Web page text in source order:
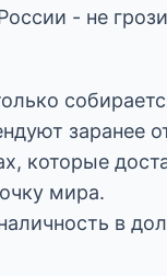
- не
заранее
которые
мира.
в